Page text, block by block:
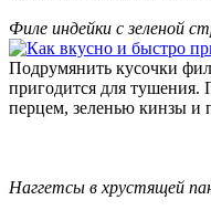
Филе индейки с зеленой
Подрумянить кусочки
пригодится для тушения.
перцем, зеленью кинзы и
Наггетсы в хрустящей